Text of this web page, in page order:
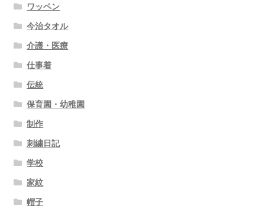
ワッペン
今治タオル
介護・医療
仕事着
伝統
保育園・幼稚園
制作
刺繍日記
学校
家紋
帽子